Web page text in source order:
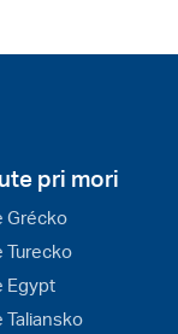
pri mori
Grécko
Turecko
Egypt
Taliansko